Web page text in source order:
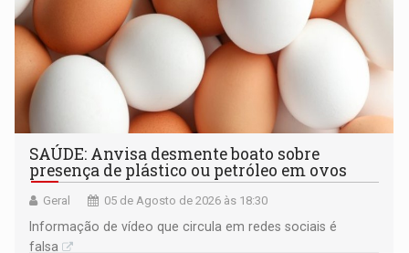
SAÚDE: Anvisa desmente boato sobre
presença de plástico ou petróleo em ovos
Geral 05 de Agosto de 2026 às 18:30
Informação de vídeo que circula em redes sociais é
falsa